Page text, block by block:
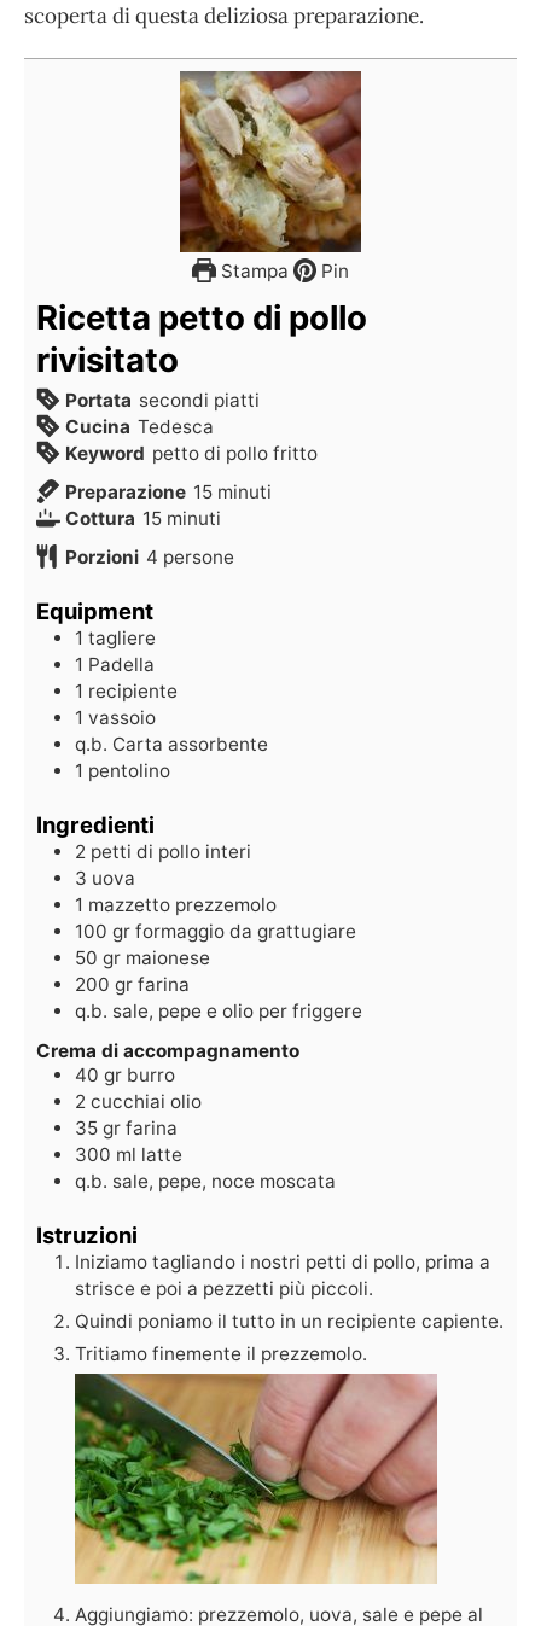
scoperta di questa deliziosa preparazione.
Stampa Pin
Ricetta petto di pollo
rivisitato
Portata secondi piatti
Cucina Tedesca
Keyword petto di pollo fritto
Preparazione 15 minuti
Cottura 15 minuti
Porzioni 4 persone
Equipment
1 tagliere
1 Padella
1 recipiente
1 vassoio
q.b. Carta assorbente
1 pentolino
Ingredienti
2 petti di pollo interi
3 uova
1 mazzetto prezzemolo
100 gr formaggio da grattugiare
50 gr maionese
200 gr farina
q.b. sale, pepe e olio per friggere
Crema di accompagnamento
40 gr burro
2 cucchiai olio
35 gr farina
300 ml latte
q.b. sale, pepe, noce moscata
Istruzioni
Iniziamo tagliando i nostri petti di pollo, prima a
strisce e poi a pezzetti più piccoli.
Quindi poniamo il tutto in un recipiente capiente.
Tritiamo finemente il prezzemolo.
Aggiungiamo: prezzemolo, uova, sale e pepe al